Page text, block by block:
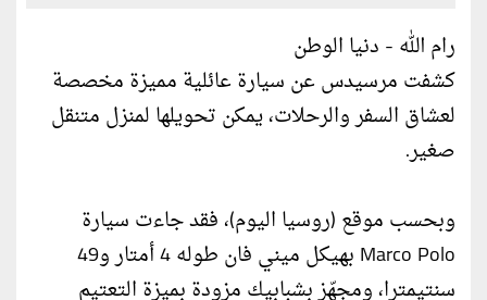
رام الله - دنيا الوطن
كشفت مرسيدس عن سيارة عائلية مميزة مخصصة
لعشاق السفر والرحلات، يمكن تحويلها لمنزل متنقل
صغير.
وبحسب موقع (روسيا اليوم)، فقد جاءت سيارة
Marco Polo بهيكل ميني فان طوله 4 أمتار و49
سنتيمترا، ومجهّز بشبابيك مزودة بميزة التعتيم